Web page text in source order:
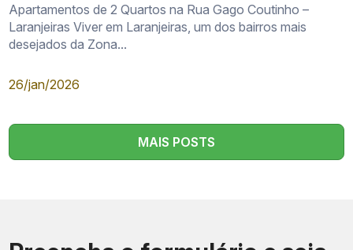
Apartamentos de 2 Quartos na Rua Gago Coutinho –
Laranjeiras Viver em Laranjeiras, um dos bairros mais
desejados da Zona...
26/jan/2026
MAIS POSTS